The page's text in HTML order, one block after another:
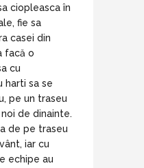
ciopleasca în
fie sa
casei din
facă o
cu
harti sa se
pe un traseu
de dinainte.
de pe traseu
iar cu
echipe au